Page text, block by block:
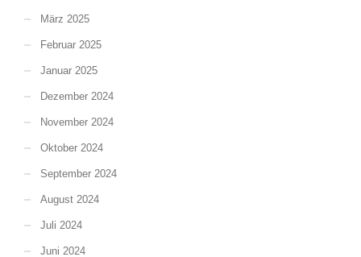
März 2025
Februar 2025
Januar 2025
Dezember 2024
November 2024
Oktober 2024
September 2024
August 2024
Juli 2024
Juni 2024